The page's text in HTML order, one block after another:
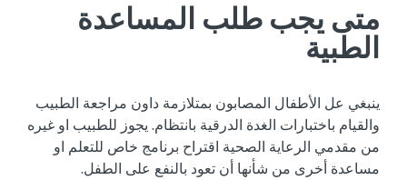
متى يجب طلب المساعدة
الطبية
ينبغي عل الأطفال المصابون بمتلازمة داون مراجعة الطبيب
والقيام باختبارات الغدة الدرقية بانتظام. يجوز للطبيب او غيره
من مقدمي الرعاية الصحية اقتراح برنامج خاص للتعلم او
مساعدة أخرى من شأنها أن تعود بالنفع على الطفل.